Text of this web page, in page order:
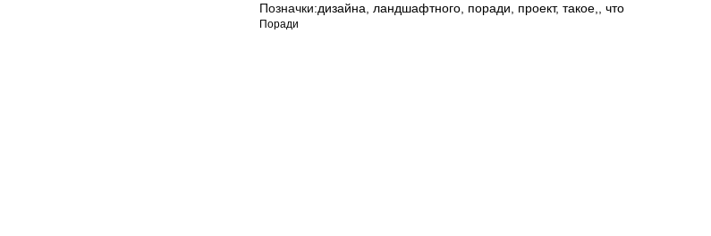
Позначки:дизайна ландшафтного поради проект, такое, что
Поради